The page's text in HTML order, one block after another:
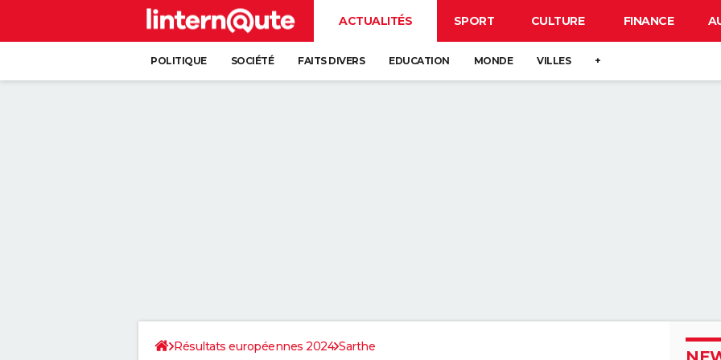
ACTUALITÉS SPORT CULTURE FINANCE
POLITIQUE SOCIÉTÉ FAITS DIVERS EDUCATION MONDE VILLES +
Résultats européennes 2024 Sarthe